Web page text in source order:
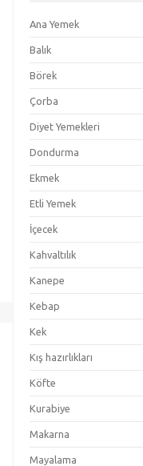
Ana Yemek
Balık
Börek
Çorba
Diyet Yemekleri
Dondurma
Ekmek
Etli Yemek
İçecek
Kahvaltılık
Kanepe
Kebap
Kek
Kış hazırlıkları
Köfte
Kurabiye
Makarna
Mayalama